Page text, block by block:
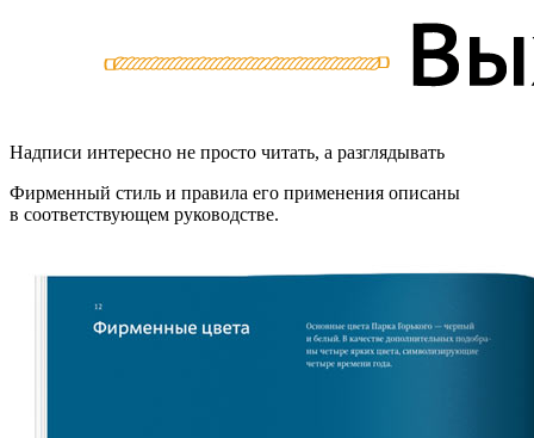
Надписи интересно не просто читать, а разглядывать
Фирменный стиль и правила его применения описаны
в соответствующем руководстве.